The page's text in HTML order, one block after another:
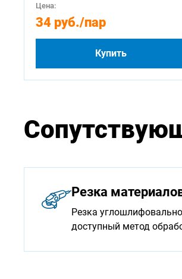
Цена:
34 руб./пар
Купить
Резка
Резка
доступный метод